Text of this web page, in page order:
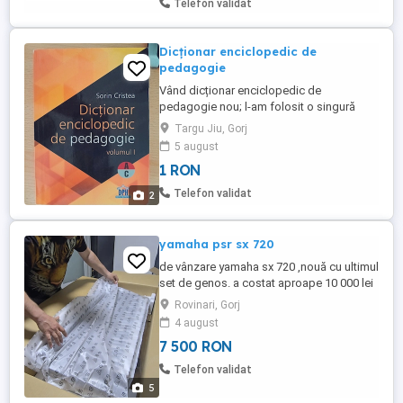
Telefon validat
2
Dicționar enciclopedic de
pedagogie
Vând dicționar enciclopedic de
pedagogie nou; l-am folosit o singură
dată pentru studiu pedagogic. Preț 20 Ron
. Se ridică din zona mea Bulevardul
Ecaterina Teodoroiu sau transport curier
platit de cumpărător.
Targu Jiu, Gorj
5 august
1 RON
Telefon validat
5
yamaha psr sx 720
de vânzare yamaha sx 720 ,nouă cu ultimul
set de genos. a costat aproape 10 000 lei
cu tot cu set,o vând cu 7,500 lei pt ca nu
prea o folosesc
Rovinari, Gorj
4 august
7 500 RON
Telefon validat